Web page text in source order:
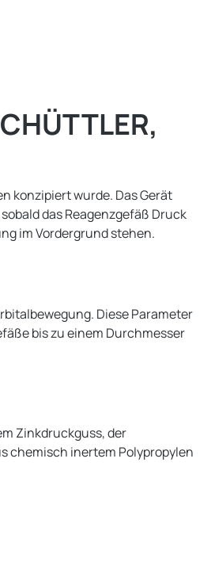
konzipiert wurde. Das Gerät
das Reagenzgefäß Druck
im Vordergrund stehen.
Diese Parameter
bis zu einem Durchmesser
Zinkdruckguss, der
chemisch inertem Polypropylen